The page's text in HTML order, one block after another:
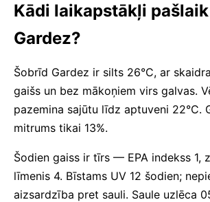
Kādi laikapstākļi
Gardez?
Šobrīd Gardez ir silts 26°C, ar
gaišs un bez mākoņiem virs galvas.
pazemina sajūtu līdz aptuveni 22°C.
mitrums tikai 13%.
Šodien gaiss ir tīrs — EPA indekss 1,
līmenis 4. Bīstams UV 12 šodien;
aizsardzība pret sauli. Saule uzlēca